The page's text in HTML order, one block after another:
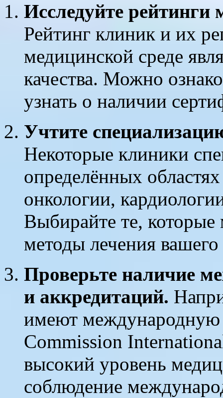
Исследуйте рейтинги
Рейтинг клиник и их
медицинской среде
качества. Можно
узнать о наличии
Учтите
Некоторые клиники
определённых
онкологии,
Выбирайте те,
методы лечения вашего
Проверьте наличие
и аккредитаций.
имеют международную
Commission
высокий уровень
соблюдение